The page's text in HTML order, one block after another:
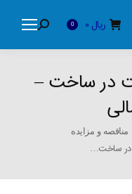
ریال 0
Search:
در ساخت –
مناقصه و مزایده
در ساخت…